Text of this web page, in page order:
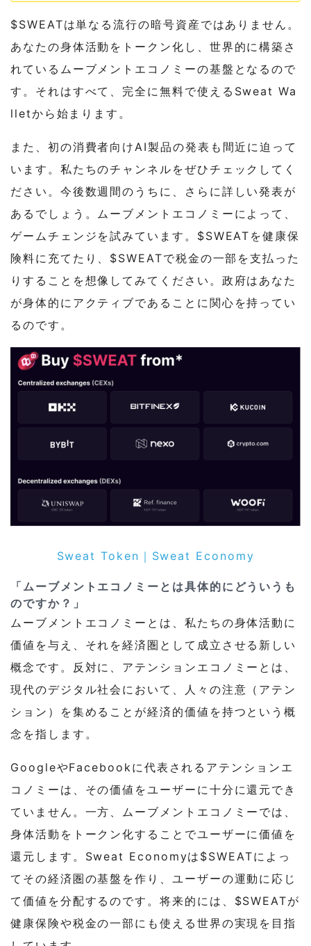
$SWEATは単なる流行の暗号資産ではありません。
あなたの身体活動をトークン化し、世界的に構築さ
れているムーブメントエコノミーの基盤となるので
す。それはすべて、完全に無料で使えるSweat Wa
lletから始まります。
また、初の消費者向けAI製品の発表も間近に迫って
います。私たちのチャンネルをぜひチェックしてく
ださい。今後数週間のうちに、さらに詳しい発表が
あるでしょう。ムーブメントエコノミーによって、
ゲームチェンジを試みています。$SWEATを健康保
険料に充てたり、$SWEATで税金の一部を支払った
りすることを想像してみてください。政府はあなた
が身体的にアクティブであることに関心を持ってい
るのです。
Sweat Token｜Sweat Economy
「ムーブメントエコノミーとは具体的にどういうも
のですか？」
ムーブメントエコノミーとは、私たちの身体活動に
価値を与え、それを経済圏として成立させる新しい
概念です。反対に、アテンションエコノミーとは、
現代のデジタル社会において、人々の注意（アテン
ション）を集めることが経済的価値を持つという概
念を指します。
GoogleやFacebookに代表されるアテンションエ
コノミーは、その価値をユーザーに十分に還元でき
ていません。一方、ムーブメントエコノミーでは、
身体活動をトークン化することでユーザーに価値を
還元します。Sweat Economyは$SWEATによっ
てその経済圏の基盤を作り、ユーザーの運動に応じ
て価値を分配するのです。将来的には、$SWEATが
健康保険や税金の一部にも使える世界の実現を目指